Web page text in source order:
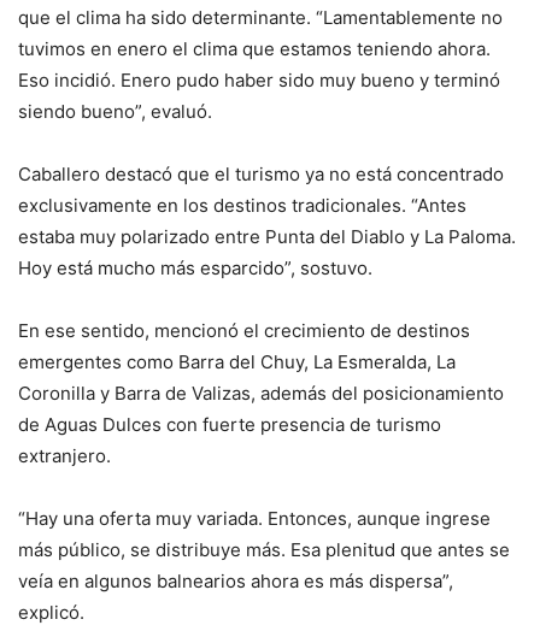
que el clima ha sido determinante. “Lamentablemente no
tuvimos en enero el clima que estamos teniendo ahora.
Eso incidió. Enero pudo haber sido muy bueno y terminó
siendo bueno”, evaluó.
Caballero destacó que el turismo ya no está concentrado
exclusivamente en los destinos tradicionales. “Antes
estaba muy polarizado entre Punta del Diablo y La Paloma.
Hoy está mucho más esparcido”, sostuvo.
En ese sentido, mencionó el crecimiento de destinos
emergentes como Barra del Chuy, La Esmeralda, La
Coronilla y Barra de Valizas, además del posicionamiento
de Aguas Dulces con fuerte presencia de turismo
extranjero.
“Hay una oferta muy variada. Entonces, aunque ingrese
más público, se distribuye más. Esa plenitud que antes se
veía en algunos balnearios ahora es más dispersa”,
explicó.